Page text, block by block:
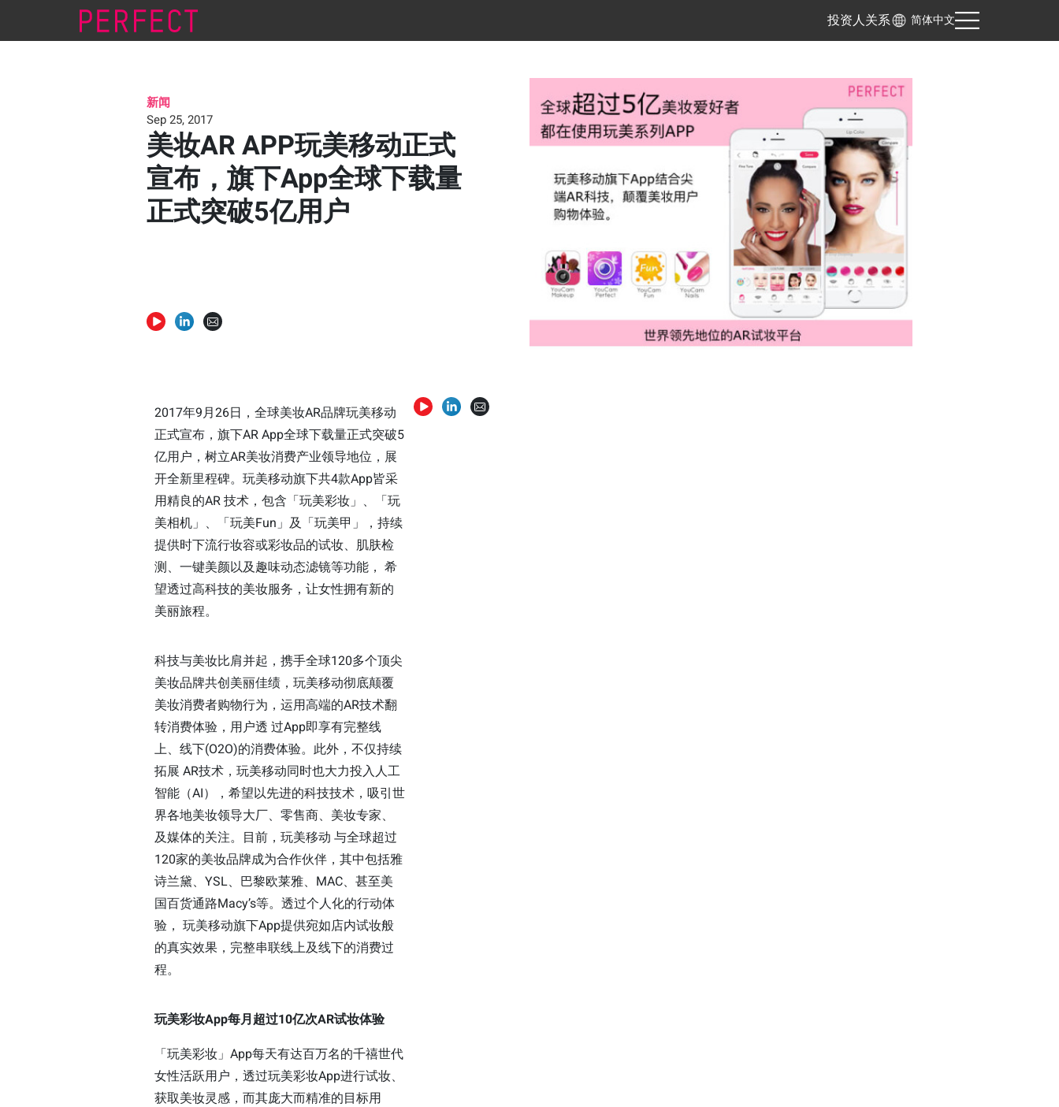
投资人关系 简体中文
新闻
Sep 25, 2017
美妆AR APP玩美移动正式
宣布，旗下App全球下载量
正式突破5亿用户
2017年9月26日，全球美妆AR品牌玩美移动
正式宣布，旗下AR App全球下载量正式突破5
亿用户，树立AR美妆消费产业领导地位，展
开全新里程碑。玩美移动旗下共4款App皆采
用精良的AR 技术，包含「玩美彩妆」、「玩
美相机」、「玩美Fun」及「玩美甲」，持续
提供时下流行妆容或彩妆品的试妆、肌肤检
测、一键美颜以及趣味动态滤镜等功能， 希
望透过高科技的美妆服务，让女性拥有新的
美丽旅程。
科技与美妆比肩并起，携手全球120多个顶尖
美妆品牌共创美丽佳绩，玩美移动彻底颠覆
美妆消费者购物行为，运用高端的AR技术翻
转消费体验，用户透 过App即享有完整线
上、线下(O2O)的消费体验。此外，不仅持续
拓展 AR技术，玩美移动同时也大力投入人工
智能（AI），希望以先进的科技技术，吸引世
界各地美妆领导大厂、零售商、美妆专家、
及媒体的关注。目前，玩美移动 与全球超过
120家的美妆品牌成为合作伙伴，其中包括雅
诗兰黛、YSL、巴黎欧莱雅、MAC、甚至美
国百货通路Macy’s等。透过个人化的行动体
验， 玩美移动旗下App提供宛如店内试妆般
的真实效果，完整串联线上及线下的消费过
程。
玩美彩妆App每月超过10亿次AR试妆体验
「玩美彩妆」App每天有达百万名的千禧世代
女性活跃用户，透过玩美彩妆App进行试妆、
获取美妆灵感，而其庞大而精准的目标用